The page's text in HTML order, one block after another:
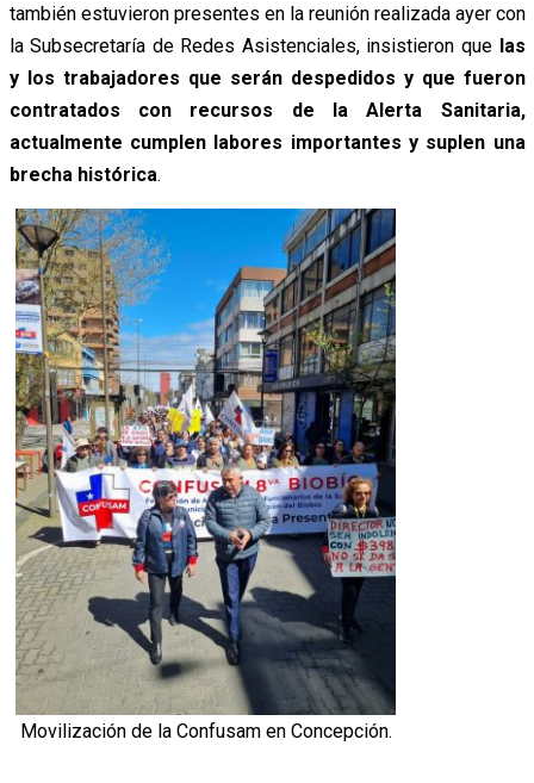
también estuvieron presentes en la reunión realizada ayer con
la Subsecretaría de Redes Asistenciales, insistieron que las
y los trabajadores que serán despedidos y que fueron
contratados con recursos de la Alerta Sanitaria,
actualmente cumplen labores importantes y suplen una
brecha histórica.
Movilización de la Confusam en Concepción.